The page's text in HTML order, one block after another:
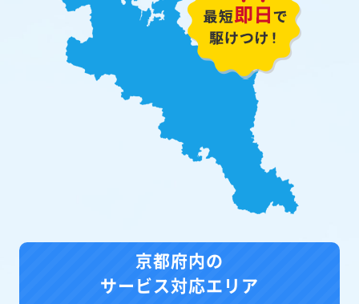
京都府内の
サービス対応エリア